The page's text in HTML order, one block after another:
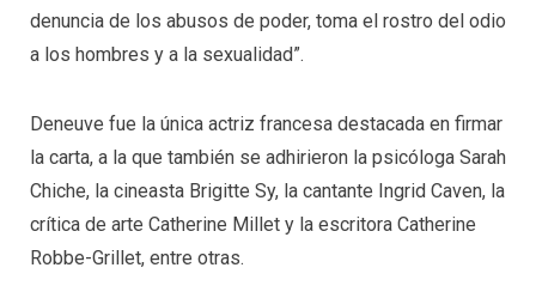
denuncia de los abusos de poder, toma el rostro del odio
a los hombres y a la sexualidad”.
Deneuve fue la única actriz francesa destacada en firmar
la carta, a la que también se adhirieron la psicóloga Sarah
Chiche, la cineasta Brigitte Sy, la cantante Ingrid Caven, la
crítica de arte Catherine Millet y la escritora Catherine
Robbe-Grillet, entre otras.